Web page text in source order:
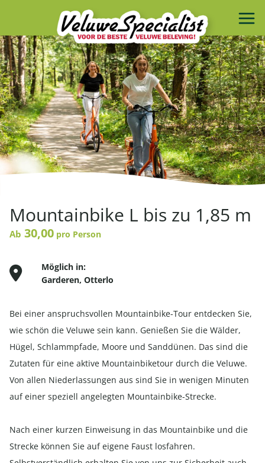
Mountainbike L bis zu 1,85 m
Ab 30,00 pro Person
Möglich in:
Garderen, Otterlo
Bei einer anspruchsvollen Mountainbike-Tour entdecken Sie,
wie schön die Veluwe sein kann. Genießen Sie die Wälder,
Hügel, Schlammpfade, Moore und Sanddünen. Das sind die
Zutaten für eine aktive Mountainbiketour durch die Veluwe.
Von allen Niederlassungen aus sind Sie in wenigen Minuten
auf einer speziell angelegten Mountainbike-Strecke.
Nach einer kurzen Einweisung in das Mountainbike und die
Strecke können Sie auf eigene Faust losfahren.